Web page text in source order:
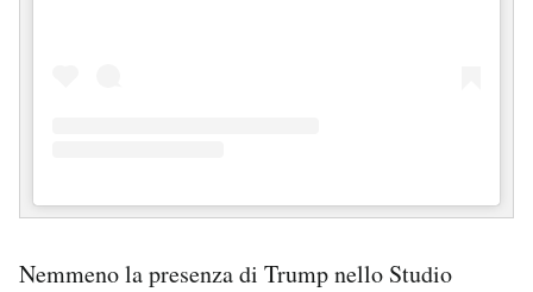
Nemmeno la presenza di Trump nello Studio